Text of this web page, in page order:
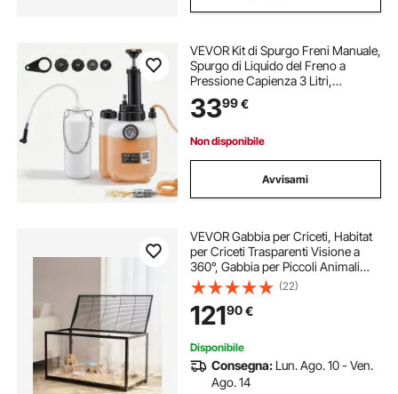
VEVOR Kit di Spurgo Freni Manuale,
Spurgo di Liquido del Freno a
Pressione Capienza 3 Litri,
Attrezzatura per Ricambio Liquido
Bottiglia di Recupero 4 Adattatori
3399€
Non disponibile
Avvisami
VEVOR Gabbia per Criceti, Habitat
per Criceti Trasparenti Visione a
360°, Gabbia per Piccoli Animali
Domestici 37,8 x 18,5 x 21,7 pollici
con Bottiglia d'Acqua, Scatola
Habitat per Piccoli Animali
(22)
12190€
Disponibile
Consegna: Lun. Ago. 10 - Ven.
Ago. 14